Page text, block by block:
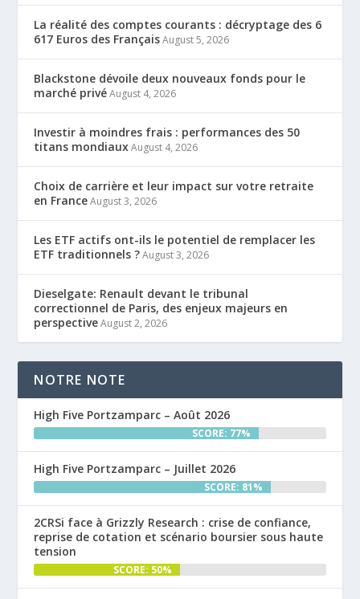
La réalité des comptes courants : décryptage des 6
617 Euros des Français August 5, 2026
Blackstone dévoile deux nouveaux fonds pour le
marché privé August 4, 2026
Investir à moindres frais : performances des 50
titans mondiaux August 4, 2026
Choix de carrière et leur impact sur votre retraite
en France August 3, 2026
Les ETF actifs ont-ils le potentiel de remplacer les
ETF traditionnels ? August 3, 2026
Dieselgate: Renault devant le tribunal
correctionnel de Paris, des enjeux majeurs en
perspective August 2, 2026
NOTRE NOTE
High Five Portzamparc – Août 2026
SCORE: 77%
High Five Portzamparc – Juillet 2026
SCORE: 81%
2CRSi face à Grizzly Research : crise de confiance,
reprise de cotation et scénario boursier sous haute
tension
SCORE: 50%